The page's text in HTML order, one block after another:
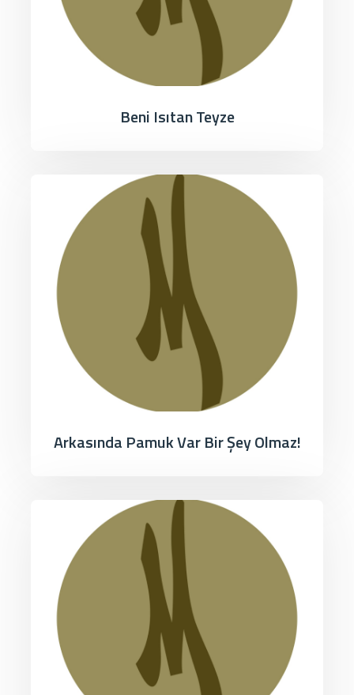
Beni Isıtan Teyze
Arkasında Pamuk Var Bir Şey Olmaz!